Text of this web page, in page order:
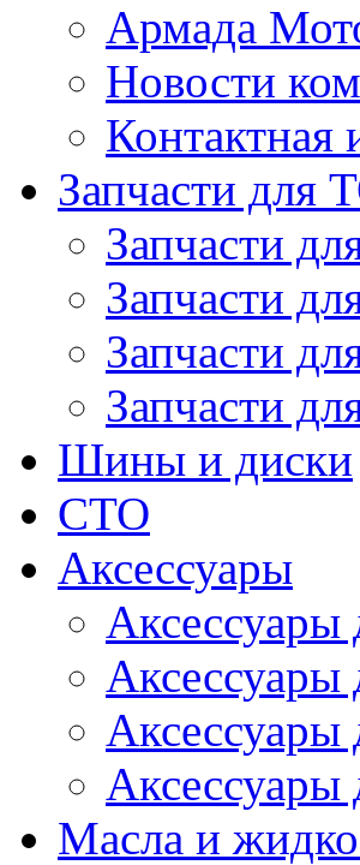
Армада
Новости
Запчасти для
Запчасти
Запчасти
Запчасти
Запчасти
Шины и диски
СТО
Аксессуары
Аксессуары
Аксессуары
Аксессуары
Масла и